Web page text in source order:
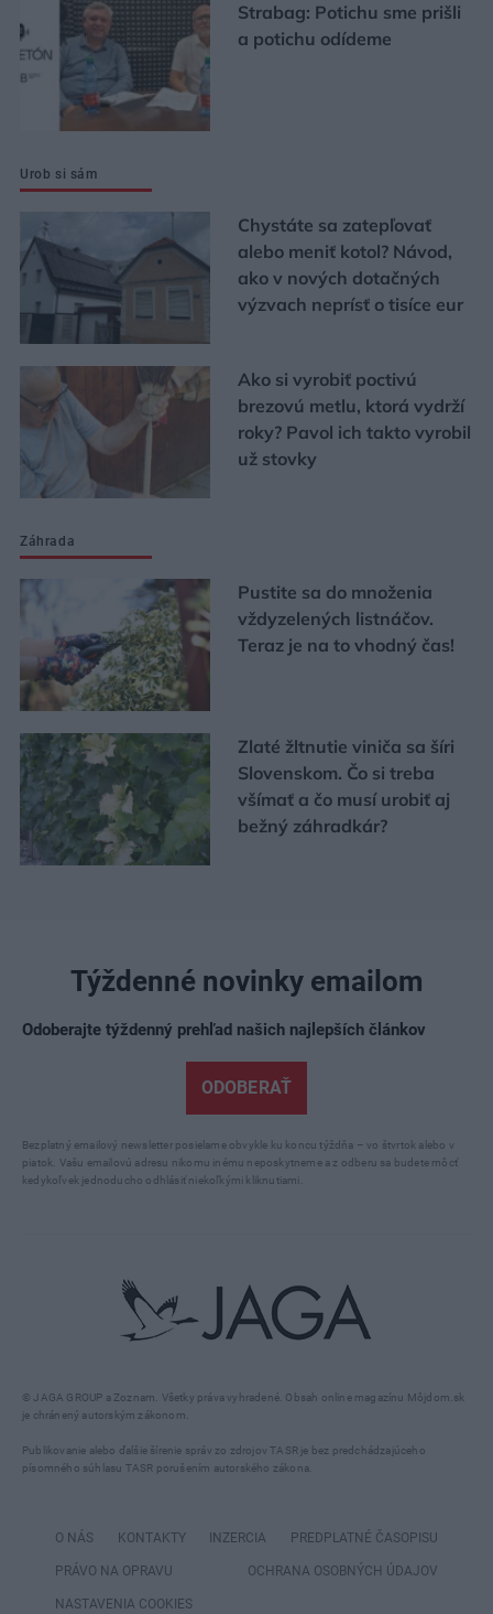
Strabag: Potichu sme prišli
a potichu odídeme
Urob si sám
Chystáte sa zatepľovať
alebo meniť kotol? Návod,
ako v nových dotačných
výzvach neprísť o tisíce eur
Ako si vyrobiť poctivú
brezovú metlu, ktorá vydrží
roky? Pavol ich takto vyrobil
už stovky
Záhrada
Pustite sa do množenia
vždyzelených listnáčov.
Teraz je na to vhodný čas!
Zlaté žltnutie viniča sa šíri
Slovenskom. Čo si treba
všímať a čo musí urobiť aj
bežný záhradkár?
© JAGA GROUP a Zoznam. Všetky práva vyhradené. Obsah online magazínu Môjdom.sk
je chránený autorským zákonom.
Publikovanie alebo ďalšie šírenie správ zo zdrojov TASR je bez predchádzajúceho
písomného súhlasu TASR porušením autorského zákona.
Týždenné novinky emailom
Odoberajte týždenný prehľad našich najlepších článkov
ODOBERAŤ
Bezplatný emailový newsletter posielame obvykle ku koncu týždňa – vo štvrtok alebo v
piatok. Vašu emailovú adresu nikomu inému neposkytneme a z odberu sa budete môcť
kedykoľvek jednoducho odhlásiť niekoľkými kliknutiami.
O NÁS KONTAKTY INZERCIA PREDPLATNÉ ČASOPISU
PRÁVO NA OPRAVU OCHRANA OSOBNÝCH ÚDAJOV
NASTAVENIA COOKIES